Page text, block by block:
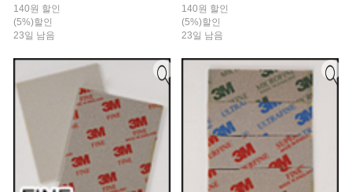
140원 할인
(5%)할인
23일 남음
140원 할인
(5%)할인
23일 남음